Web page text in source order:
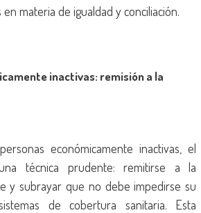
materia de igualdad y conciliación.
inactivas: remisión a la
económicamente inactivas, el
técnica prudente: remitirse a la
y subrayar que no debe impedirse su
de cobertura sanitaria. Esta